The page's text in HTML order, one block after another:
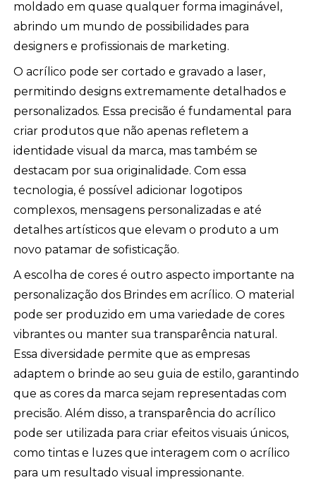
moldado em quase qualquer forma imaginável,
abrindo um mundo de possibilidades para
designers e profissionais de marketing.
O acrílico pode ser cortado e gravado a laser,
permitindo designs extremamente detalhados e
personalizados. Essa precisão é fundamental para
criar produtos que não apenas refletem a
identidade visual da marca, mas também se
destacam por sua originalidade. Com essa
tecnologia, é possível adicionar logotipos
complexos, mensagens personalizadas e até
detalhes artísticos que elevam o produto a um
novo patamar de sofisticação.
A escolha de cores é outro aspecto importante na
personalização dos Brindes em acrílico. O material
pode ser produzido em uma variedade de cores
vibrantes ou manter sua transparência natural.
Essa diversidade permite que as empresas
adaptem o brinde ao seu guia de estilo, garantindo
que as cores da marca sejam representadas com
precisão. Além disso, a transparência do acrílico
pode ser utilizada para criar efeitos visuais únicos,
como tintas e luzes que interagem com o acrílico
para um resultado visual impressionante.